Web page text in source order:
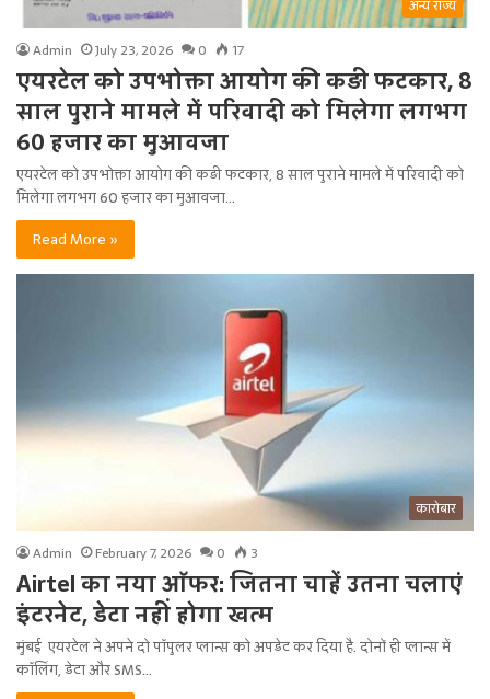
अन्य राज्य
Admin July 23, 2026 0 17
एयरटेल को उपभोक्ता आयोग की कड़ी फटकार, 8
साल पुराने मामले में परिवादी को मिलेगा लगभग
60 हजार का मुआवजा
एयरटेल को उपभोक्ता आयोग की कड़ी फटकार, 8 साल पुराने मामले में परिवादी को
मिलेगा लगभग 60 हजार का मुआवजा…
Read More »
कारोबार
Admin February 7, 2026 0 3
Airtel का नया ऑफर: जितना चाहें उतना चलाएं
इंटरनेट, डेटा नहीं होगा खत्म
मुंबई एयरटेल ने अपने दो पॉपुलर प्लान्स को अपडेट कर दिया है. दोनों ही प्लान्स में
कॉलिंग, डेटा और SMS…